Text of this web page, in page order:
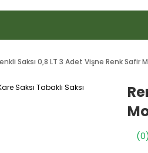
Saksı 0,8 LT 3 Adet Vişne Renk Safir